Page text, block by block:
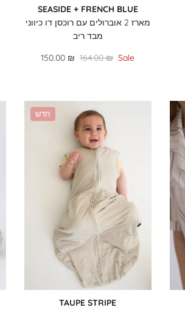
SEASIDE + FRENCH BLUE
מארז 2 אוברולים עם רוכסן דו כיווני
מבד ריב
150.00 ₪ 164.00 ₪ Sale
חדש
TAUPE STRIPE